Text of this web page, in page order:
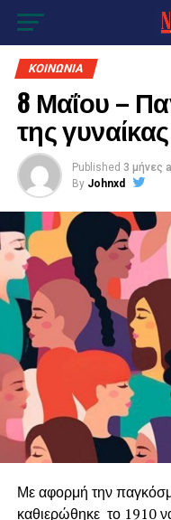
ΚΟΙΝΩΝΙΑ
8 Μαΐου –
της γυναίκας
Published 3 μήνες
By Johnxd
Με αφορμή την
καθιερώθηκε το 1910